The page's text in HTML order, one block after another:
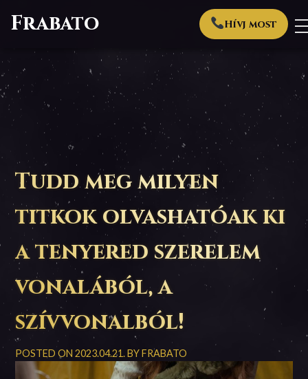
Frabato Hívj most
Tudd meg milyen
titkok olvashatóak ki
a tenyered szerelem
vonalából, a
szívvonalból!
POSTED ON2023.04.21.BYFRABATO